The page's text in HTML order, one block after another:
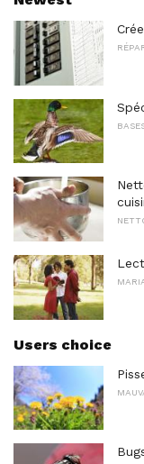
Users choice